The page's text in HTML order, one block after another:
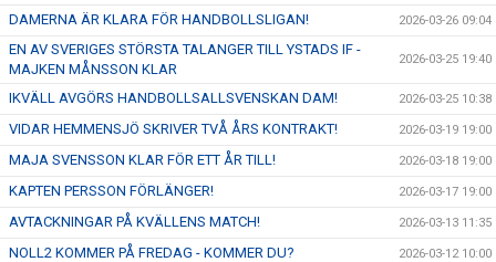
DAMERNA ÄR KLARA FÖR HANDBOLLSLIGAN! 2026-03-26 09:04
EN AV SVERIGES STÖRSTA TALANGER TILL YSTADS IF -
MAJKEN MÅNSSON KLAR
2026-03-25 19:40
IKVÄLL AVGÖRS HANDBOLLSALLSVENSKAN DAM! 2026-03-25 10:38
VIDAR HEMMENSJÖ SKRIVER TVÅ ÅRS KONTRAKT! 2026-03-19 19:00
MAJA SVENSSON KLAR FÖR ETT ÅR TILL! 2026-03-18 19:00
KAPTEN PERSSON FÖRLÄNGER! 2026-03-17 19:00
AVTACKNINGAR PÅ KVÄLLENS MATCH! 2026-03-13 11:35
NOLL2 KOMMER PÅ FREDAG - KOMMER DU? 2026-03-12 10:00